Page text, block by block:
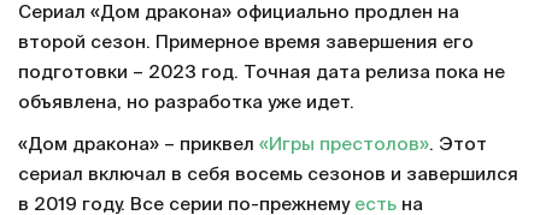
Сериал «Дом дракона» официально продлен на
второй сезон. Примерное время завершения его
подготовки – 2023 год. Точная дата релиза пока не
объявлена, но разработка уже идет.
«Дом дракона» – приквел «Игры престолов». Этот
сериал включал в себя восемь сезонов и завершился
в 2019 году. Все серии по-прежнему есть на